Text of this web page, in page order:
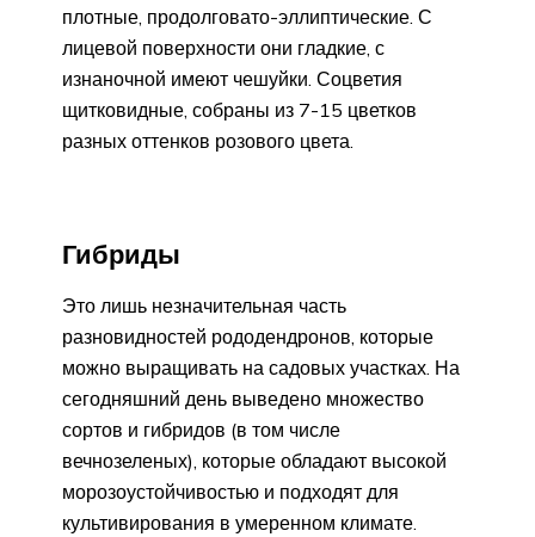
плотные, продолговато-эллиптические. С
лицевой поверхности они гладкие, с
изнаночной имеют чешуйки. Соцветия
щитковидные, собраны из 7-15 цветков
разных оттенков розового цвета.
Гибриды
Это лишь незначительная часть
разновидностей рододендронов, которые
можно выращивать на садовых участках. На
сегодняшний день выведено множество
сортов и гибридов (в том числе
вечнозеленых), которые обладают высокой
морозоустойчивостью и подходят для
культивирования в умеренном климате.